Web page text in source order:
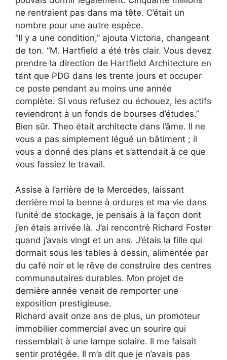
ne rentraient pas dans ma tête. C’était un
nombre pour une autre espèce.
“Il y a une condition,” ajouta Victoria, changeant
de ton. “M. Hartfield a été très clair. Vous devez
prendre la direction de Hartfield Architecture en
tant que PDG dans les trente jours et occuper
ce poste pendant au moins une année
complète. Si vous refusez ou échouez, les actifs
reviendront à un fonds de bourses d’études.”
Bien sûr. Theo était architecte dans l’âme. Il ne
vous a pas simplement légué un bâtiment ; il
vous a donné des plans et s’attendait à ce que
vous fassiez le travail.
Assise à l’arrière de la Mercedes, laissant
derrière moi la benne à ordures et ma vie dans
l’unité de stockage, je pensais à la façon dont
j’en étais arrivée là. J’ai rencontré Richard Foster
quand j’avais vingt et un ans. J’étais la fille qui
dormait sous les tables à dessin, alimentée par
du café noir et le rêve de construire des centres
communautaires durables. Mon projet de
dernière année venait de remporter une
exposition prestigieuse.
Richard avait onze ans de plus, un promoteur
immobilier commercial avec un sourire qui
ressemblait à une lampe solaire. Il me faisait
sentir protégée. Il m’a dit que je n’avais pas